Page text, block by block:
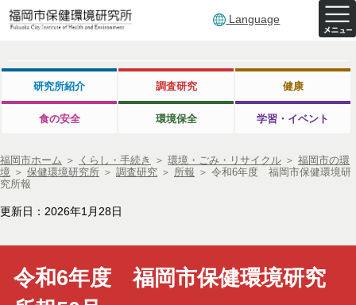
Language
研究所紹介 調査研究 健康
食の安全 環境保全 学習・イベント
福岡市ホーム ＞ くらし・手続き ＞ 環境・ごみ・リサイクル ＞ 福岡市の環
境 ＞ 保健環境研究所 ＞ 調査研究 ＞ 所報 ＞ 令和6年度 福岡市保健環境研
究所報
更新日：2026年1月28日
令和6年度 福岡市保健環境研究